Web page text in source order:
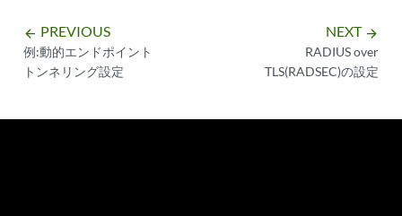
arrow_backward PREVIOUS
例:動的エンドポイント
トンネリング設定
NEXT arrow_forward
RADIUS over
TLS(RADSEC)の設定